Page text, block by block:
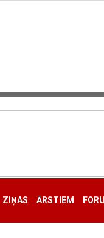
ZIŅAS ĀRSTIEM